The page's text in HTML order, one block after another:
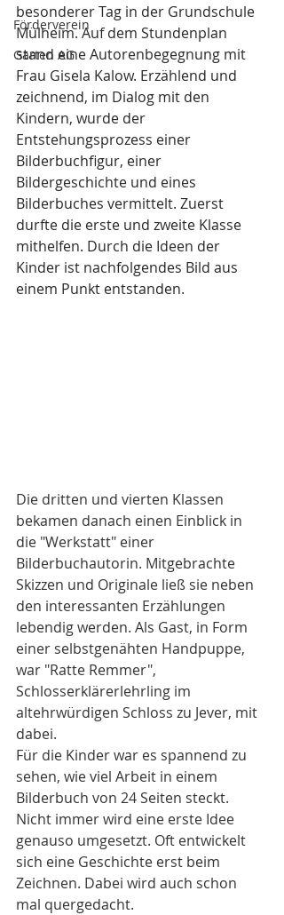
Förderverein
Garten AG
besonderer Tag in der Grundschule
Mülheim. Auf dem Stundenplan
stand eine Autorenbegegnung mit
Frau Gisela Kalow. Erzählend und
zeichnend, im Dialog mit den
Kindern, wurde der
Entstehungsprozess einer
Bilderbuchfigur, einer
Bildergeschichte und eines
Bilderbuches vermittelt. Zuerst
durfte die erste und zweite Klasse
mithelfen. Durch die Ideen der
Kinder ist nachfolgendes Bild aus
einem Punkt entstanden.
Die dritten und vierten Klassen
bekamen danach einen Einblick in
die "Werkstatt" einer
Bilderbuchautorin. Mitgebrachte
Skizzen und Originale ließ sie neben
den interessanten Erzählungen
lebendig werden. Als Gast, in Form
einer selbstgenähten Handpuppe,
war "Ratte Remmer",
Schlosserklärerlehrling im
altehrwürdigen Schloss zu Jever, mit
dabei.
Für die Kinder war es spannend zu
sehen, wie viel Arbeit in einem
Bilderbuch von 24 Seiten steckt.
Nicht immer wird eine erste Idee
genauso umgesetzt. Oft entwickelt
sich eine Geschichte erst beim
Zeichnen. Dabei wird auch schon
mal quergedacht.